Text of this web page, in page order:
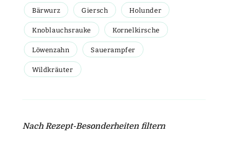
Bärwurz Giersch Holunder
Knoblauchsrauke Kornelkirsche
Löwenzahn Sauerampfer
Wildkräuter
Nach Rezept-Besonderheiten filtern